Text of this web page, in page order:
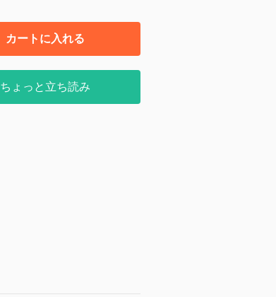
カートに入れる
ちょっと立ち読み